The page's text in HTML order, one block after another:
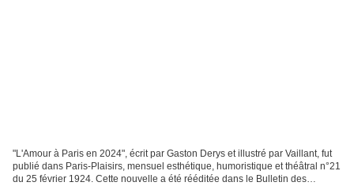
"L'Amour à Paris en 2024", écrit par Gaston Derys et illustré par Vaillant, fut
publié dans Paris-Plaisirs, mensuel esthétique, humoristique et théâtral n°21
du 25 février 1924. Cette nouvelle a été rééditée dans le Bulletin des